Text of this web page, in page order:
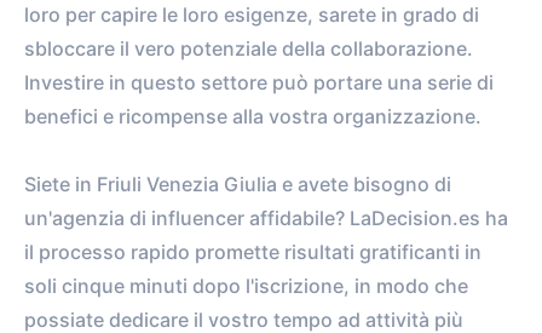
loro per capire le loro esigenze, sarete in grado di
sbloccare il vero potenziale della collaborazione.
Investire in questo settore può portare una serie di
benefici e ricompense alla vostra organizzazione.
Siete in Friuli Venezia Giulia e avete bisogno di
un'agenzia di influencer affidabile? LaDecision.es ha
il processo rapido promette risultati gratificanti in
soli cinque minuti dopo l'iscrizione, in modo che
possiate dedicare il vostro tempo ad attività più